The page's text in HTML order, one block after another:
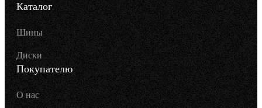
Каталог
Шины
Диски
Покупателю
О нас